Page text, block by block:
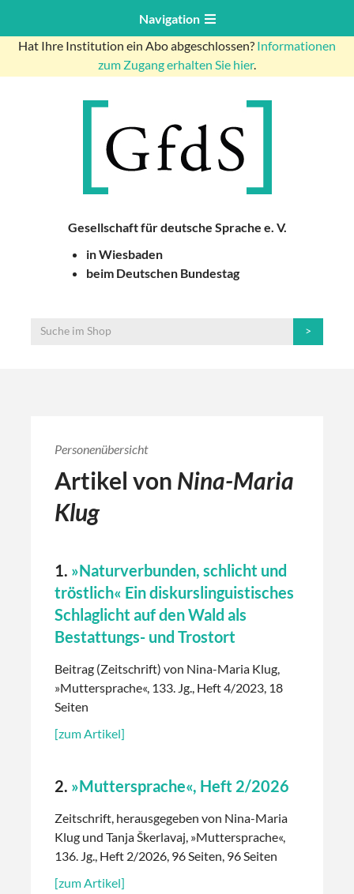
Navigation
Hat Ihre Institution ein Abo abgeschlossen? Informationen
zum Zugang erhalten Sie hier.
Gesellschaft für deutsche Sprache e. V.
in Wiesbaden
beim Deutschen Bundestag
Personenübersicht
Artikel von Nina-Maria
Klug
1. »Naturverbunden, schlicht und
tröstlich« Ein diskurslinguistisches
Schlaglicht auf den Wald als
Bestattungs- und Trostort
Beitrag (Zeitschrift) von Nina-Maria Klug,
»Muttersprache«, 133. Jg., Heft 4/2023, 18
Seiten
[zum Artikel]
2. »Muttersprache«, Heft 2/2026
Zeitschrift, herausgegeben von Nina-Maria
Klug und Tanja Škerlavaj, »Muttersprache«,
136. Jg., Heft 2/2026, 96 Seiten, 96 Seiten
[zum Artikel]